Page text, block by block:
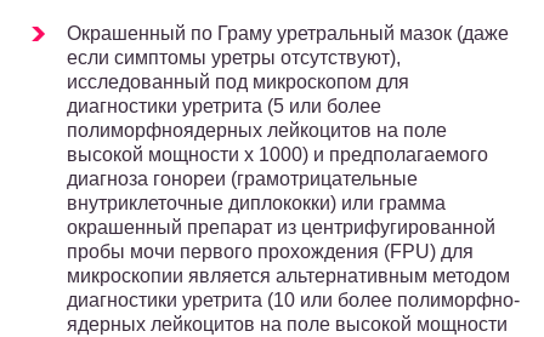
Окрашенный по Граму уретральный мазок (даже
если симптомы уретры отсутствуют),
исследованный под микроскопом для
диагностики уретрита (5 или более
полиморфноядерных лейкоцитов на поле
высокой мощности х 1000) и предполагаемого
диагноза гонореи (грамотрицательные
внутриклеточные диплококки) или грамма
окрашенный препарат из центрифугированной
пробы мочи первого прохождения (FPU) для
микроскопии является альтернативным методом
диагностики уретрита (10 или более полиморфно-
ядерных лейкоцитов на поле высокой мощности